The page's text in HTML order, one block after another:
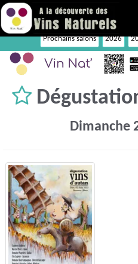
Prochains salons 2026
Dimanche